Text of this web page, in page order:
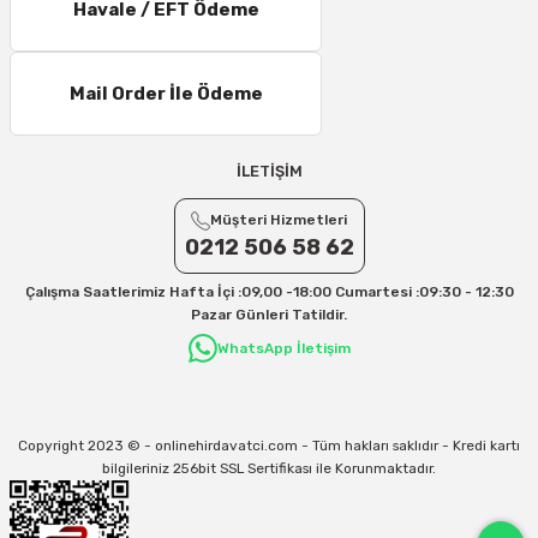
11 – 15 Desi/Kg= 245,50 TL- 347,40 TL
16 – 20 Desi/Kg= 307,50 TL- 371,80 TL
21 – 25 Desi/Kg= 357,90 TL-- 397,40 TL
Yurtiçi Kargo için 30 Desi sonrası her +1 Desi: 13 TL
Aras Kargo için 30 Desi sonrası her +1 Desi: 17 TL
Kargo ve teslimat süreçleriyle ilgili tüm sorularınız için bizimle iletişime
31/12/2026 Tarihine Kadar Geçerlidir
Havale / EFT Ödeme
Mail Order İle Ödeme
İLETİŞİM
Müşteri Hizmetleri
0212 506 58 62
Çalışma Saatlerimiz Hafta İçi :09,00 -18:00 Cumartesi :09:30 - 12:30
Pazar Günleri Tatildir.
WhatsApp İletişim
Copyright 2023 © - onlinehirdavatci.com - Tüm hakları saklıdır - Kredi kartı
bilgileriniz 256bit SSL Sertifikası ile Korunmaktadır.